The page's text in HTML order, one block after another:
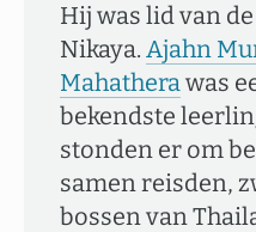
Hij was lid van
Nikaya. Ajahn
Mahatherawas
bekendste
stonden er om
samen reisden,
bossen van